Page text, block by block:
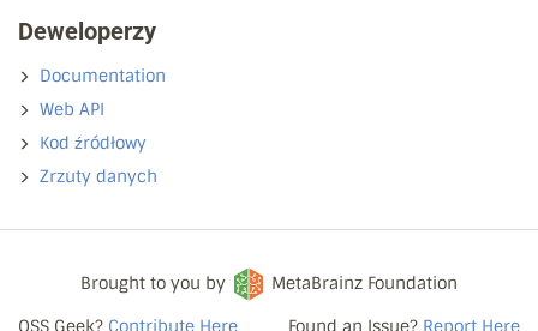
Deweloperzy
Documentation
Web API
Kod źródłowy
Zrzuty danych
OSS Geek? Contribute Here
Brought to you by
MetaBrainz Foundation
Found an Issue? Report Here